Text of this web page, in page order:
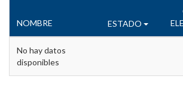
NOMBRE ESTADO
No hay datos
disponibles